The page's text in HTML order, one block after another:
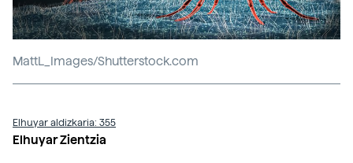
MattL_Images/Shutterstock.com
Elhuyar aldizkaria: 355
Elhuyar Zientzia